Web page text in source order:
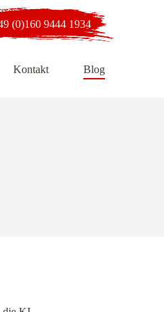
(0)160 9444 1934
Kontakt Blog